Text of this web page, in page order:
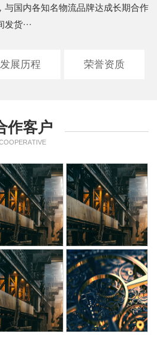
与国内各知名物流品牌达成长期合作
货···
发展历程 荣誉资质
作客户